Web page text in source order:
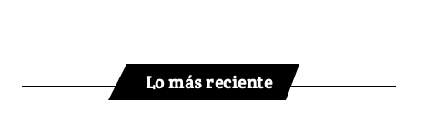
Lo más reciente